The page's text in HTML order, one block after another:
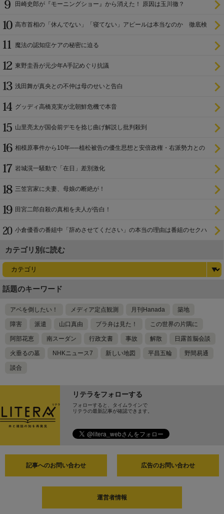
田崎史郎が『モーニングショー』から消えた！ 原因は玉川徹？
高市首相の「休んでない」「寝てない」アピールは本当なのか 徹底検
魔法の認知症ケアの秘密に迫る
東野圭吾が元少年A手記めぐり抗議
浅田舞が真央との不仲は母のせいと告白
グッディ高橋克実が北朝鮮危機で本音
山里亮太が国会前デモを捻じ曲げ解説し批判殺到
相模原事件から10年──植松被告の優生思想と安倍政権・右派勢力との
岩城滉一騒動で「在日」差別激化
三笠宮家に夫妻、母娘の断絶が！
田宮二郎自殺の真相を夫人が告白！
小倉優香の番組中「辞めさせてください」の本当の理由は番組のセクハ
カテゴリ別に読む
話題のキーワード
アベを倒したい！ メディア定点観測 月刊Hanada 築地
障害 派遣 山口真由 ブラ弁は見た！ この世界の片隅に
阿部花恵 南スーダン 行政文書 事故 解散 日露首脳会談
火垂るの墓 NHKニュース7 新しい地図 平昌五輪 野間易通
談合
リテラをフォローする
フォローすると、タイムラインで
リテラの最新記事が確認できます。
記事へのお問い合わせ 広告のお問い合わせ
運営者情報